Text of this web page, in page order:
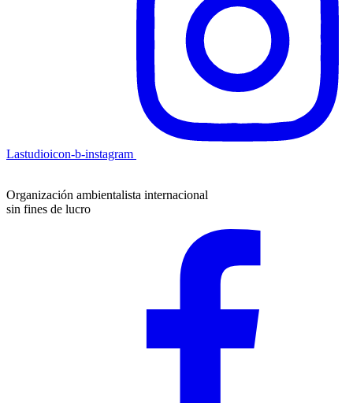
Lastudioicon-b-instagram
Organización ambientalista internacional
sin fines de lucro